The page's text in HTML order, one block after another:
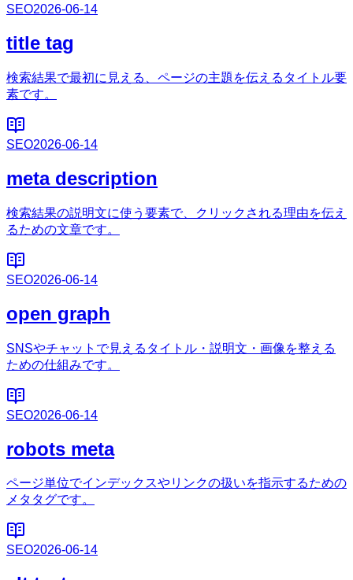
SEO2026-06-14
title tag
検索結果で最初に見える、ページの主題を伝えるタイトル要
素です。
SEO2026-06-14
meta description
検索結果の説明文に使う要素で、クリックされる理由を伝え
るための文章です。
SEO2026-06-14
open graph
SNSやチャットで見えるタイトル・説明文・画像を整える
ための仕組みです。
SEO2026-06-14
robots meta
ページ単位でインデックスやリンクの扱いを指示するための
メタタグです。
SEO2026-06-14